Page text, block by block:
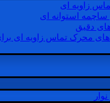
زاویه ای
ساچمه استوانه ای
دقیق
محرک تماس زاویه ای